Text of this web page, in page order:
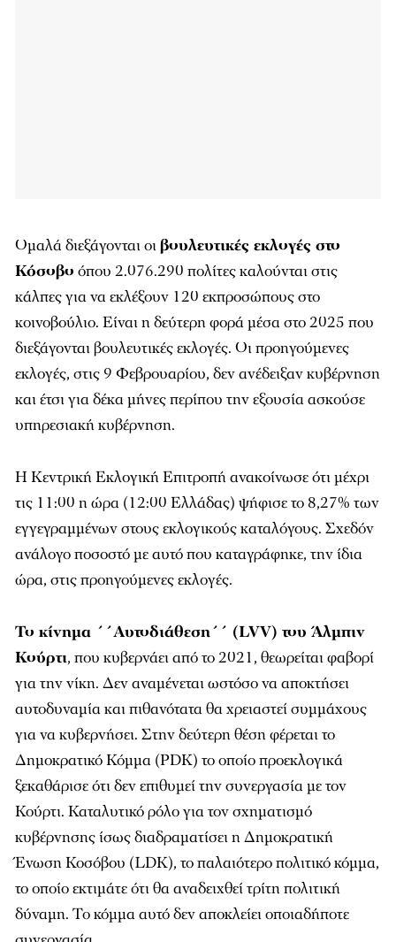
Ομαλά διεξάγονται οιβουλευτικές εκλογές στο
Κόσοβο όπου 2.076.290 πολίτες καλούνται στις
κάλπες για να εκλέξουν 120 εκπροσώπους στο
κοινοβούλιο. Είναι η δεύτερη φορά μέσα στο 2025 που
διεξάγονται βουλευτικές εκλογές. Οι προηγούμενες
εκλογές, στις 9 Φεβρουαρίου, δεν ανέδειξαν κυβέρνηση
και έτσι για δέκα μήνες περίπου την εξουσία ασκούσε
υπηρεσιακή κυβέρνηση.
Η Κεντρική Εκλογική Επιτροπή ανακοίνωσε ότι μέχρι
τις 11:00 η ώρα (12:00 Ελλάδας) ψήφισε το 8,27% των
εγγεγραμμένων στους εκλογικούς καταλόγους. Σχεδόν
ανάλογο ποσοστό με αυτό που καταγράφηκε, την ίδια
ώρα, στις προηγούμενες εκλογές.
Το κίνημα ΄΄Αυτοδιάθεση΄΄ (LVV) του Άλμπιν
Κούρτι, που κυβερνάει από το 2021, θεωρείται φαβορί
για την νίκη. Δεν αναμένεται ωστόσο να αποκτήσει
αυτοδυναμία και πιθανότατα θα χρειαστεί συμμάχους
για να κυβερνήσει. Στην δεύτερη θέση φέρεται το
Δημοκρατικό Κόμμα (PDK) το οποίο προεκλογικά
ξεκαθάρισε ότι δεν επιθυμεί την συνεργασία με τον
Κούρτι. Καταλυτικό ρόλο για τον σχηματισμό
κυβέρνησης ίσως διαδραματίσει η Δημοκρατική
Ένωση Κοσόβου (LDK), το παλαιότερο πολιτικό κόμμα,
το οποίο εκτιμάτε ότι θα αναδειχθεί τρίτη πολιτική
δύναμη. Το κόμμα αυτό δεν αποκλείει οποιαδήποτε